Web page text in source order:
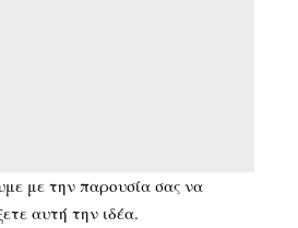
με την παρουσία σας να
αυτή την ιδέα.